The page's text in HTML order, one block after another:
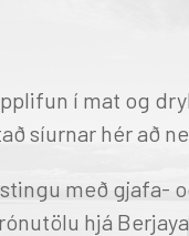
SOUTH
í mat og
síurnar hér að
með gjafa-
hjá